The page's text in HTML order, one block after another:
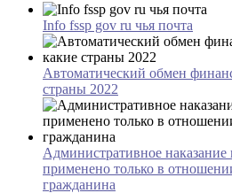
Info fssp gov ru чья почта
Автоматический обмен
страны 2022
Административное наказание
применено только в
гражданина